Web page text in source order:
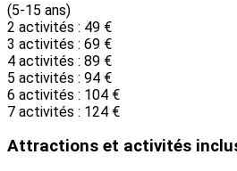
(5-15 ans)
2 activités : 49 €
3 activités : 69 €
4 activités : 89 €
5 activités : 94 €
6 activités : 104 €
7 activités : 124 €
Attractions et activités